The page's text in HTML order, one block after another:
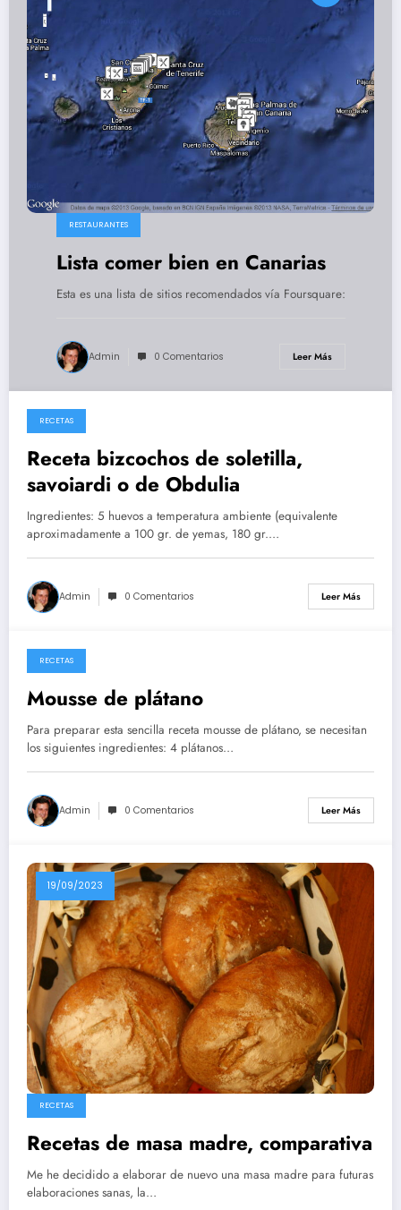
RESTAURANTES
Lista comer bien en Canarias
Esta es una lista de sitios recomendados vía Foursquare:
Admin 0 Comentarios Leer Más
26/05/2026
RECETAS
Receta bizcochos de soletilla,
savoiardi o de Obdulia
Ingredientes: 5 huevos a temperatura ambiente (equivalente
aproximadamente a 100 gr. de yemas, 180 gr.…
Admin 0 Comentarios Leer Más
14/05/2026
RECETAS
Mousse de plátano
Para preparar esta sencilla receta mousse de plátano, se necesitan
los siguientes ingredientes: 4 plátanos…
Admin 0 Comentarios Leer Más
19/09/2023
RECETAS
Recetas de masa madre, comparativa
Me he decidido a elaborar de nuevo una masa madre para futuras
elaboraciones sanas, la…